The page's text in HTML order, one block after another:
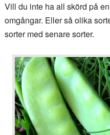
Vill du inte ha all skörd på
omgångar. Eller så olika
sorter med senare sorter.